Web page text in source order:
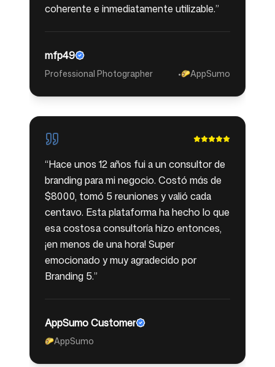
coherente e inmediatamente utilizable.”
mfp49
Professional Photographer •🌮AppSumo
“Hace unos 12 años fui a un consultor de
branding para mi negocio. Costó más de
$8000, tomó 5 reuniones y valió cada
centavo. Esta plataforma ha hecho lo que
esa costosa consultoría hizo entonces,
¡en menos de una hora! Super
emocionado y muy agradecido por
Branding 5.”
AppSumo Customer
🌮AppSumo